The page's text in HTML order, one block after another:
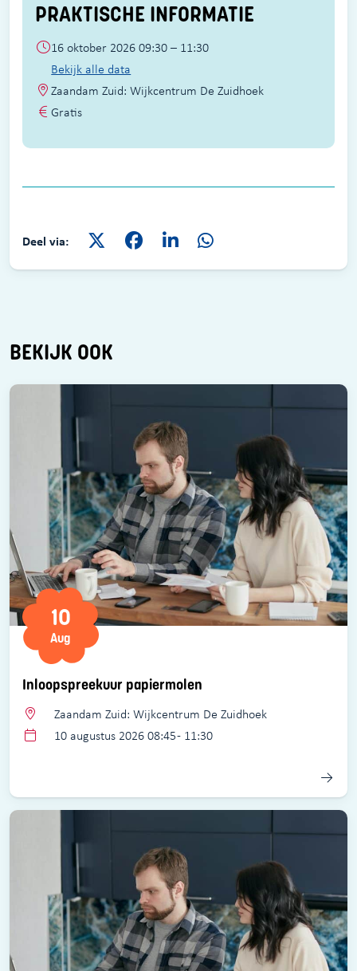
PRAKTISCHE INFORMATIE
16 oktober 2026 09:30 – 11:30
Bekijk alle data
Zaandam Zuid: Wijkcentrum De Zuidhoek
Gratis
Deel via:
BEKIJK OOK
Inloopspreekuur papiermolen
10
Aug
Zaandam Zuid: Wijkcentrum De Zuidhoek
10 augustus 2026 08:45 - 11:30